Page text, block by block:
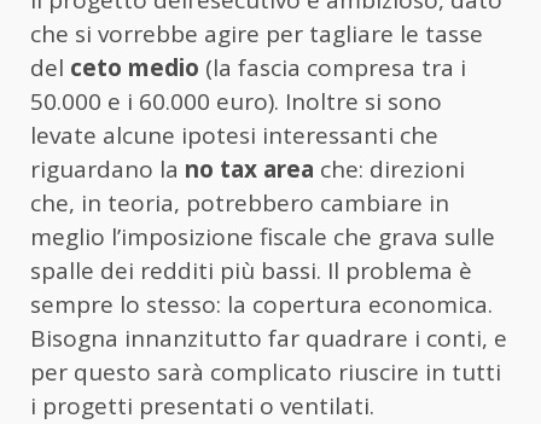
che si vorrebbe agire per tagliare le tasse
del ceto medio (la fascia compresa tra i
50.000 e i 60.000 euro). Inoltre si sono
levate alcune ipotesi interessanti che
riguardano la no tax area che: direzioni
che, in teoria, potrebbero cambiare in
meglio l’imposizione fiscale che grava sulle
spalle dei redditi più bassi. Il problema è
sempre lo stesso: la copertura economica.
Bisogna innanzitutto far quadrare i conti, e
per questo sarà complicato riuscire in tutti
i progetti presentati o ventilati.